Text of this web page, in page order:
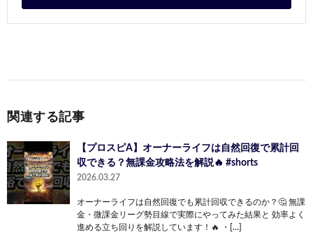
関連する記事
【プロスピA】オーナーライフは自然回復で累計回
収できる？無課金攻略法を解説🔥 #shorts
2026.03.27
オーナーライフは自然回復でも累計回収できるのか？🤔 無課
金・微課金リーグ勢目線で実際にやってみた結果と 効率よく
進める立ち回りを解説しています！🔥 ・[…]